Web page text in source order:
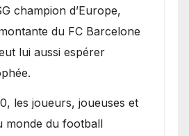
champion d’Europe,
du FC Barcelone
lui aussi espérer
les joueurs, joueuses et
monde du football